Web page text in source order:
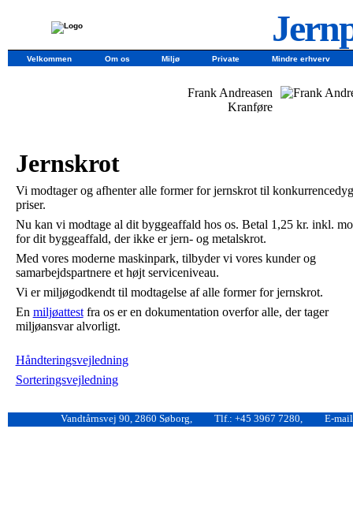
Velkommen Om os Miljø Private Mindre erhverv
Frank Andreasen
Kranføre
Jernskrot
Vi modtager og afhenter alle former for jernskrot til
priser.
Nu kan vi modtage al dit byggeaffald hos os. Betal 1,25 kr. inkl.
for dit byggeaffald, der ikke er jern- og metalskrot.
Med vores moderne maskinpark, tilbyder vi vores kunder og
samarbejdspartnere et højt serviceniveau.
Vi er miljøgodkendt til modtagelse af alle former for jernskrot.
En miljøattestfra os er en dokumentation overfor alle, der tager
miljøansvar alvorligt.
Håndteringsvejledning
Sorteringsvejledning
Vandtårnsvej 90, 2860 Søborg, Tlf.: +45 3967 7280, E-